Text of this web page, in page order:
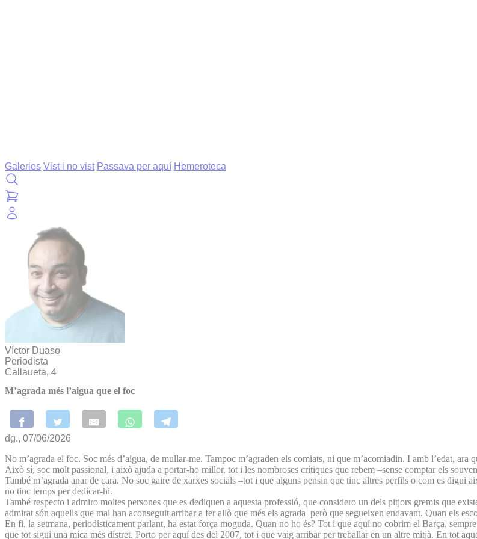
Galeries Vist i no vist Passava per aquí Hemeroteca
Víctor Duaso
Periodista
Callaueta, 4
M’agrada més l’aigua que el foc
dg., 07/06/2026
No m’agrada el foc. Soc més d’aigua, de mullar-me. Tampoc m’agraden els comiats, ni que m’acomiadin. I amb l’edat, ara
Això sí, soc molt passional, i això ajuda a portar-ho millor, tot i les nombroses crítiques que rebem –sense comptar els
També m’agrada anar de cara. No soc gaire de xarxes socials –tot i que alguns pensin que tinc altres perfils o com es digui
no tinc temps per dedicar-hi.
També respecto i admiro moltes persones que es dediquen a aquesta professió, que considero un dels pitjors gremis que
admirat són aquells que mai han aconseguit arribar a fer allò que més els agrada però que segueixen endavant. Quan els
En fi, la setmana, periodísticament parlant, ha estat força moguda. Quan no ho és? Tot i que aquí no cobrim el Barça,
que tot sigui una mica més distret. Porto per aquí des del 2007, tot i que vaig arribar per treballar en un altre mitjà. En tot